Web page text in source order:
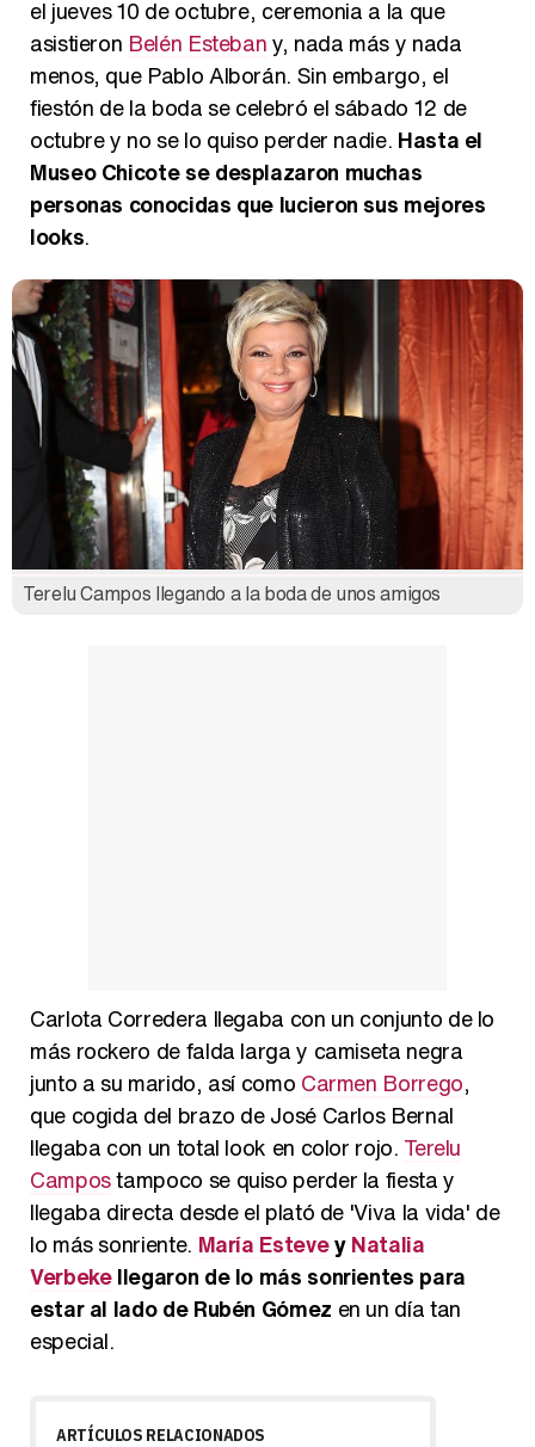
el jueves 10 de octubre, ceremonia a la que
asistieron Belén Estebany, nada más y nada
menos, que Pablo Alborán. Sin embargo, el
fiestón de la boda se celebró el sábado 12 de
octubre y no se lo quiso perder nadie. Hasta el
Museo Chicote se desplazaron muchas
personas conocidas que lucieron sus mejores
looks.
Terelu Campos llegando a la boda de unos amigos
Carlota Corredera llegaba con un conjunto de lo
más rockero de falda larga y camiseta negra
junto a su marido, así como Carmen Borrego,
que cogida del brazo de José Carlos Bernal
llegaba con un total look en color rojo. Terelu
Campostampoco se quiso perder la fiesta y
llegaba directa desde el plató de 'Viva la vida' de
lo más sonriente. María EsteveyNatalia
Verbekellegaron de lo más sonrientes para
estar al lado de Rubén Gómez en un día tan
especial.
ARTÍCULOS RELACIONADOS